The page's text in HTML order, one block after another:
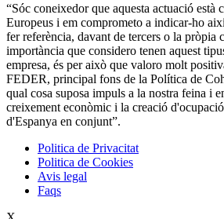
“Sóc coneixedor que aquesta actuació està
Europeus i em comprometo a indicar-ho
fer referència, davant de tercers o la pròpia
importància que considero tenen aquest
empresa, és per això que valoro molt
FEDER, principal fons de la Política de
qual cosa suposa impuls a la nostra feina i
creixement econòmic i la creació
d'Espanya en conjunt”.
Politica de Privacitat
Politica de Cookies
Avis legal
Faqs